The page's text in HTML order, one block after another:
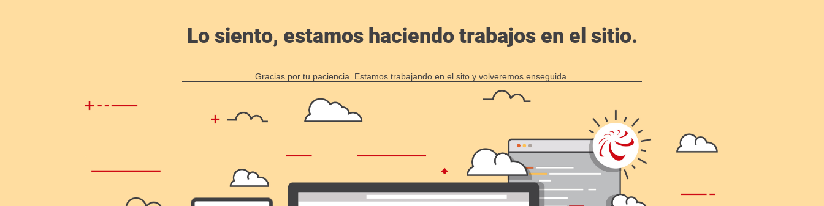
Lo siento, estamos haciendo trabajos en el sitio.
Gracias por tu paciencia. Estamos trabajando en el sito y volveremos enseguida.